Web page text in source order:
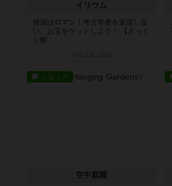
イリウム
発掘はロマン！考古学者を派遣し合
い、お宝をゲットしよう！ 【ざっく
り解...
レビュー
空中庭園